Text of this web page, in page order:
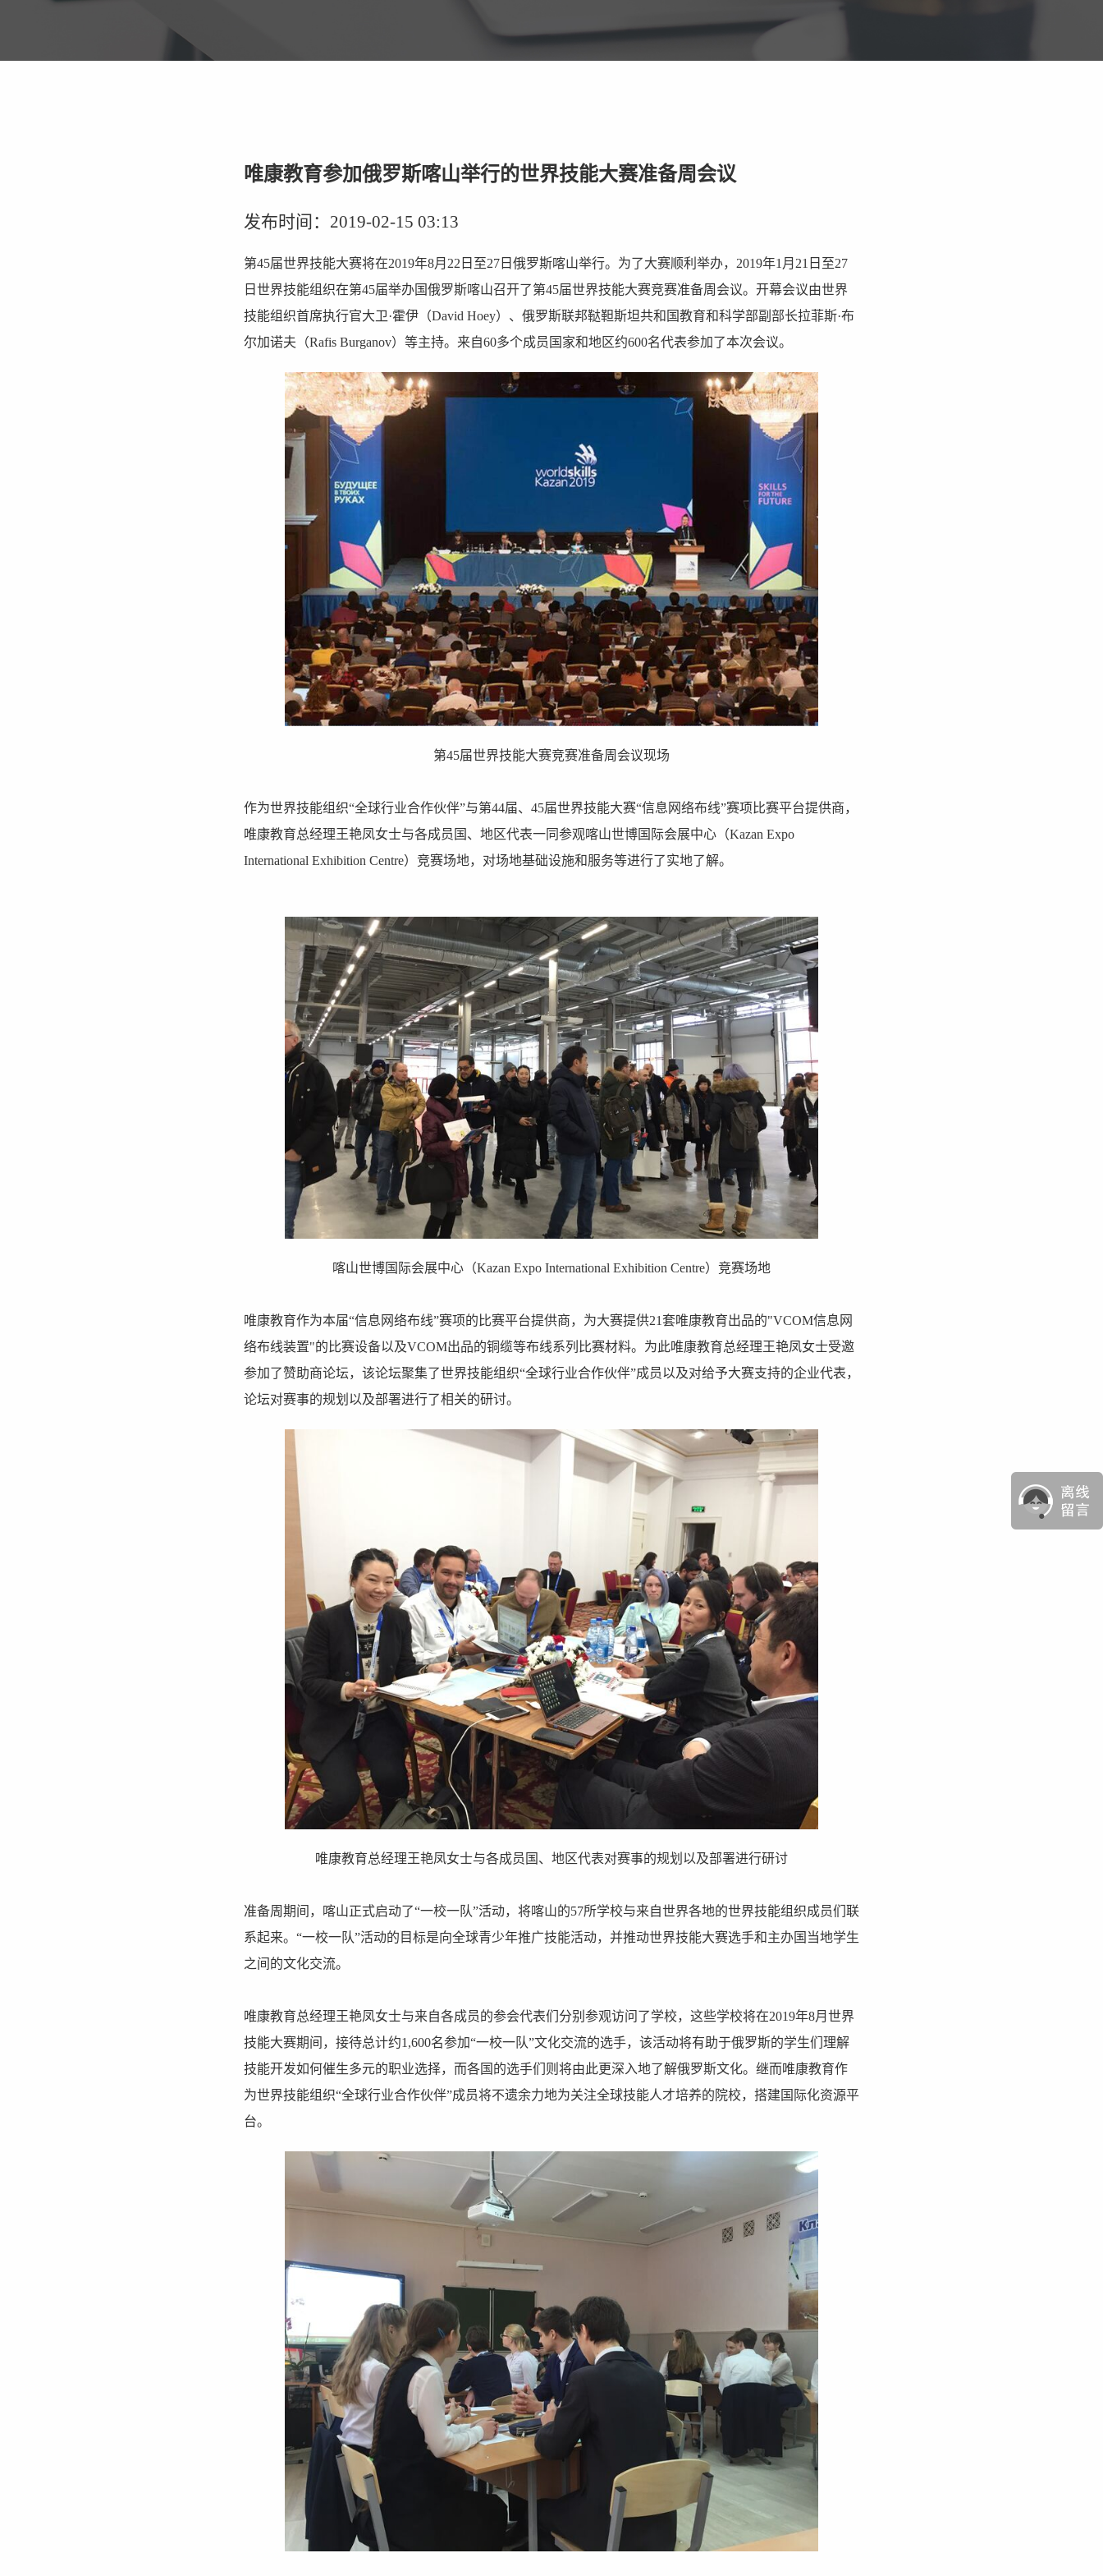
唯康教育参加俄罗斯喀山举行的世界技能大赛准备周会议
发布时间：2019-02-15 03:13
第45届世界技能大赛将在2019年8月22日至27日俄罗斯喀山举行。为了大赛顺利举办，2019年1月21日至27
日世界技能组织在第45届举办国俄罗斯喀山召开了第45届世界技能大赛竞赛准备周会议。开幕会议由世界
技能组织首席执行官大卫·霍伊（David Hoey）、俄罗斯联邦鞑靼斯坦共和国教育和科学部副部长拉菲斯·布
尔加诺夫（Rafis Burganov）等主持。来自60多个成员国家和地区约600名代表参加了本次会议。
第45届世界技能大赛竞赛准备周会议现场
作为世界技能组织“全球行业合作伙伴”与第44届、45届世界技能大赛“信息网络布线”赛项比赛平台提供商，
唯康教育总经理王艳凤女士与各成员国、地区代表一同参观喀山世博国际会展中心（Kazan Expo
International Exhibition Centre）竞赛场地，对场地基础设施和服务等进行了实地了解。
喀山世博国际会展中心（Kazan Expo International Exhibition Centre）竞赛场地
唯康教育作为本届“信息网络布线”赛项的比赛平台提供商，为大赛提供21套唯康教育出品的"VCOM信息网
络布线装置"的比赛设备以及VCOM出品的铜缆等布线系列比赛材料。为此唯康教育总经理王艳凤女士受邀
参加了赞助商论坛，该论坛聚集了世界技能组织“全球行业合作伙伴”成员以及对给予大赛支持的企业代表，
论坛对赛事的规划以及部署进行了相关的研讨。
唯康教育总经理王艳凤女士与各成员国、地区代表对赛事的规划以及部署进行研讨
准备周期间，喀山正式启动了“一校一队”活动，将喀山的57所学校与来自世界各地的世界技能组织成员们联
系起来。“一校一队”活动的目标是向全球青少年推广技能活动，并推动世界技能大赛选手和主办国当地学生
之间的文化交流。
唯康教育总经理王艳凤女士与来自各成员的参会代表们分别参观访问了学校，这些学校将在2019年8月世界
技能大赛期间，接待总计约1,600名参加“一校一队”文化交流的选手，该活动将有助于俄罗斯的学生们理解
技能开发如何催生多元的职业选择，而各国的选手们则将由此更深入地了解俄罗斯文化。继而唯康教育作
为世界技能组织“全球行业合作伙伴”成员将不遗余力地为关注全球技能人才培养的院校，搭建国际化资源平
台。